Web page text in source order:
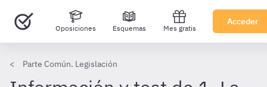
Oposiciones Esquemas Mes gratis
Acceder
Parte Común. Legislación